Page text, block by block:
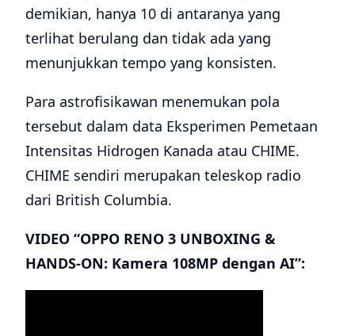
demikian, hanya 10 di antaranya yang
terlihat berulang dan tidak ada yang
menunjukkan tempo yang konsisten.
Para astrofisikawan menemukan pola
tersebut dalam data Eksperimen Pemetaan
Intensitas Hidrogen Kanada atau CHIME.
CHIME sendiri merupakan teleskop radio
dari British Columbia.
VIDEO “OPPO RENO 3 UNBOXING &
HANDS-ON: Kamera 108MP dengan AI”: